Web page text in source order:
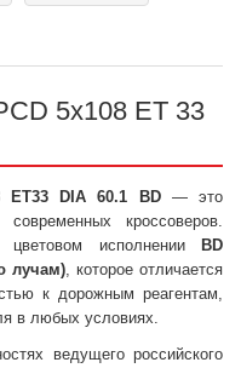
5x108 ET 33
ET33 DIA 60.1 BD— это
кроссоверов.
исполнении
BD
лучам), которое отличается
к дорожным реагентам,
в любых условиях.
ведущего российского